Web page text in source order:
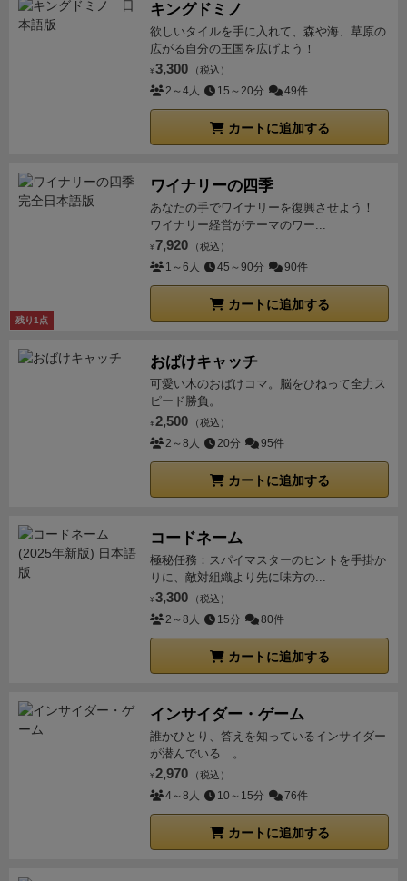
した。姉の強さにかなり振れ幅があり、勝負に運が絡
むのは少し好みが別れるところ。【コンポーネント
コンポーネントは素晴らしいです。猫のイラスト
は少し派手ですが十分可愛らしく、猫型の駒や厚手の
イルをバッグドローできるように袋まで付属してお
り、プレイしやすさにも配慮されています。また、箱
や説明書から世界観を非常に重視しているのが伝わっ
てきます。
難点は、とにかく箱が異常に大きいこと。
この内容物なら箱のサイズ(特に厚さ)は2/3くらいにで
きた気がします。猫を入れるために大きくしたので
は？とも思ってしまいますね。【まとめ】
なパズルゲームとコアなドラフトゲームの中間みたい
なゲームです。プレイした感じは、見た目よりもドラ
を取れるかが相当大きいので、純粋にパズルで楽しみ
たいと思っている人は煩わしく感じてしまうかもしれ
ません。逆に大量カードが大好物な人にとっては、手
軽に遊べる良ゲームだと思います。私はパズルゲーム
好きで大量カードも好きなのでかなり楽しめました！
可愛いコンポーネントと高い評判に対して「思ってい
たのと違う」というパターンが多い印象のゲームなの
これらを合計し、船ボード上に見えている(タイルで
隠せなかった)ネズミタイルの数と、タイルを配置し
きれなかった区画のマイナス点を引き、総得点が高い
感想と評価は下記ブログで。
キングドミノ
欲しいタイルを手に入れて、森や海、草原の
広がる自分の王国を広げよう！
¥ 3,300 （税込）
2～4人 15～20分 49件
カートに追加する
残り1点
ワイナリーの四季
あなたの手でワイナリーを復興させよう！
ワイナリー経営がテーマのワー...
¥ 7,920 （税込）
1～6人 45～90分 90件
カートに追加する
おばけキャッチ
可愛い木のおばけコマ。脳をひねって全力ス
ピード勝負。
¥ 2,500 （税込）
2～8人 20分 95件
カートに追加する
コードネーム
極秘任務：スパイマスターのヒントを手掛か
りに、敵対組織より先に味方の...
¥ 3,300 （税込）
2～8人 15分 80件
カートに追加する
インサイダー・ゲーム
誰かひとり、答えを知っているインサイダー
が潜んでいる…。
¥ 2,970 （税込）
4～8人 10～15分 76件
カートに追加する